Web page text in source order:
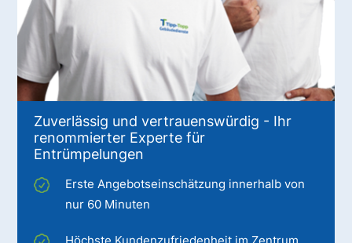
Zuverlässig und vertrauenswürdig - Ihr
renommierter Experte für
Entrümpelungen
Erste Angebotseinschätzung innerhalb von
nur 60 Minuten